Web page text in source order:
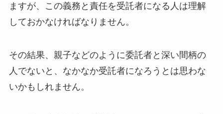
ますが、この義務と責任を受託者になる人は理解
しておかなければなりません。
その結果、親子などのように委託者と深い間柄の
人でないと、なかなか受託者になろうとは思わな
いかもしれません。